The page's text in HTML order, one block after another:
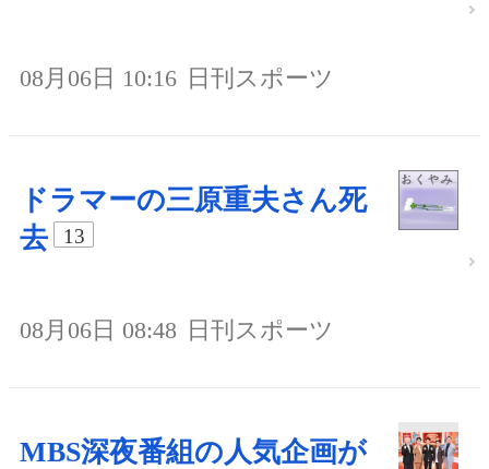
08月06日 10:16 日刊スポーツ
ドラマーの三原重夫さん死
去
13
08月06日 08:48 日刊スポーツ
MBS深夜番組の人気企画が